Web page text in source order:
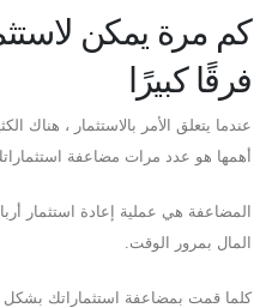
كم مرة يمكن
فرقًا كبيرًا
عندما يتعلق الأمر بالاستثمار ، هناك
أهمها هو عدد مرات مضاعفة
المضاعفة هي عملية إعادة استثمار
المال بمرور الوقت.
كلما قمت بمضاعفة استثماراتك بشكل